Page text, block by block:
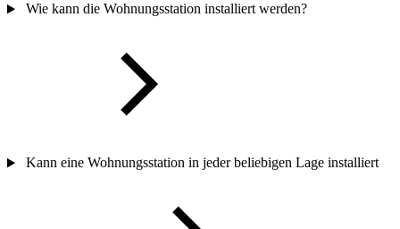
Wie kann die Wohnungsstation installiert werden?
Kann eine Wohnungsstation in jeder beliebigen Lage installiert